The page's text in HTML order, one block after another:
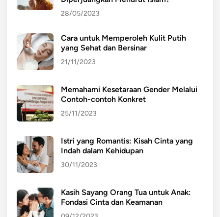
28/05/2023
Cara untuk Memperoleh Kulit Putih
yang Sehat dan Bersinar
21/11/2023
Memahami Kesetaraan Gender Melalui
Contoh-contoh Konkret
25/11/2023
Istri yang Romantis: Kisah Cinta yang
Indah dalam Kehidupan
30/11/2023
Kasih Sayang Orang Tua untuk Anak:
Fondasi Cinta dan Keamanan